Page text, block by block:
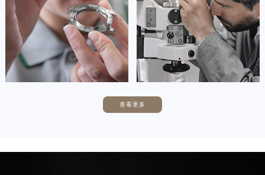
 成都龙泉驿区萧邦维修
center
 成都青白江区萧邦维修
辛迪·克莱门特
查看更多